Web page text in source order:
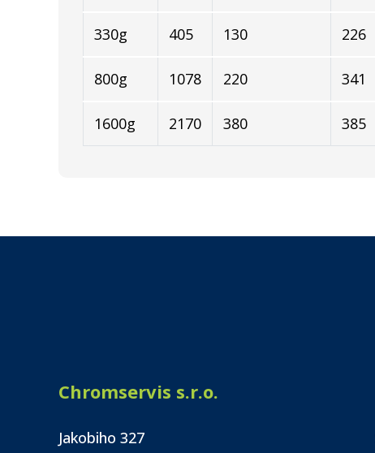
330g 405 130 226
800g 1078 220 341
1600g 2170 380 385
Chromservis s.r.o.
Jakobiho 327